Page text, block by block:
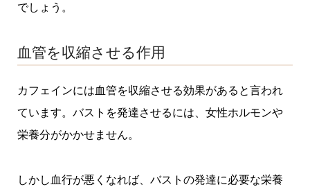
でしょう。
血管を収縮させる作用
カフェインには血管を収縮させる効果があると言われ
ています。バストを発達させるには、女性ホルモンや
栄養分がかかせません。
しかし血行が悪くなれば、バストの発達に必要な栄養